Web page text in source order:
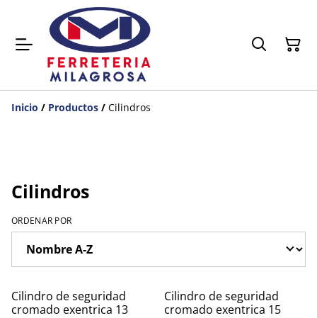
Inicio / Productos / Cilindros
Cilindros
ORDENAR POR
Cilindro de seguridad
cromado exentrica 13
Cilindro de seguridad
cromado exentrica 15